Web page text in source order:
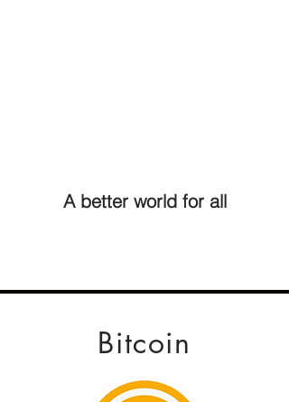
A better world for all
Bitcoin